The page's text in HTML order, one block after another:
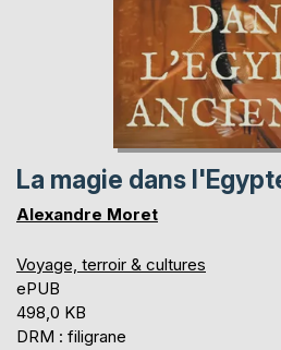
La magie dans
Alexandre Moret
Voyage, terroir & cultures
ePUB
498,0 KB
DRM : filigrane